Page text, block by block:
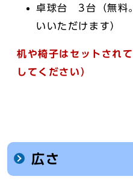
卓球台 3台（無料
いいただけます）
机や椅子はセットされ
してください）
広さ